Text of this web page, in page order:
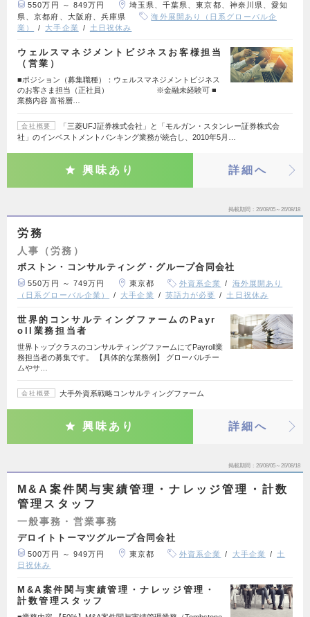
550万円 ～ 849万円
埼玉県、千葉県、東京都、神奈川県、愛知
県、京都府、大阪府、兵庫県
海外展開あり（日系グローバル企
業）
大手企業 土日祝休み
ウェルスマネジメントビジネスお客様担当
（営業）
■ポジション（募集職種）：ウェルスマネジメントビジネス
のお客さま担当（正社員） ※金融未経験可 ■
業務内容 富裕層…
会社概要
「三菱UFJ証券株式会社」と「モルガン・スタンレー証券株式会
社」のインベストメントバンキング業務が統合し、2010年5月…
興味あり 詳細へ
掲載期間 26/08/05～26/08/18
労務
人事（労務）
ボストン・コンサルティング・グループ合同会社
550万円 ～ 749万円 東京都 外資系企業
海外展開あり
（日系グローバル企業）
大手企業 英語力が必要 土日祝休み
世界的コンサルティングファームのPayr
oll業務担当者
世界トップクラスのコンサルティングファームにてPayroll業
務担当者の募集です。 【具体的な業務例】 グローバルチー
ムやサ…
会社概要 大手外資系戦略コンサルティングファーム
興味あり 詳細へ
掲載期間 26/08/05～26/08/18
M&A案件関与実績管理・ナレッジ管理・計数
管理スタッフ
一般事務・営業事務
デロイトトーマツグループ合同会社
500万円 ～ 949万円 東京都 外資系企業 大手企業
土
日祝休み
M&A案件関与実績管理・ナレッジ管理・
計数管理スタッフ